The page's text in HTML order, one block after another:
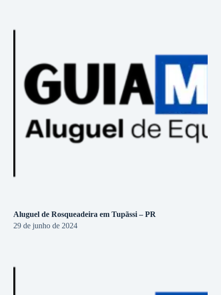
Aluguel de Rosqueadeira em Tupãssi – PR
29 de junho de 2024